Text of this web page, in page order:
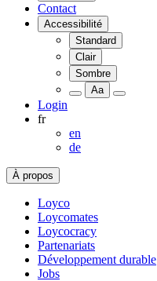
Contact
Accessibilité
Standard
Clair
Sombre
Aa
Login
fr
en
de
À propos
Loyco
Loycomates
Loycocracy
Partenariats
Développement durable
Jobs